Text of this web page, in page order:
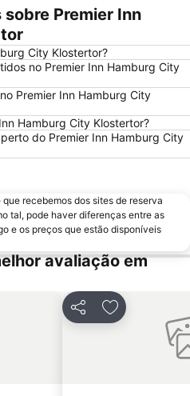
Porto de Hamburgo
Hamburg-Altstadt
St. Pauli Hafenstraße
Wilhelmsburg
Gänsemarkt
Deichstraße
Hamburg Messe
Fuhlsbüttel Metro Station
Der Däne
Lübecker Straße Metro Station
Hanse Viertel
Premier Inn
City Klostertor?
no Premier Inn Hamburg City
Premier Inn Hamburg City
Hamburg City Klostertor?
do Premier Inn Hamburg City
recebemos dos sites de reserva
tal, pode haver diferenças entre as
e os preços que estão disponíveis
avaliação em
PartilharAdicionar